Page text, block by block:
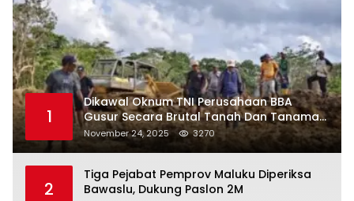
1
Dikawal Oknum TNI Perusahaan BBA
Gusur Secara Brutal Tanah Dan Tanaman
Warga, Akademisi Unpatti Minta Pangdam
Tertibkan Anggotanya
November 24, 2025 3270
2
Tiga Pejabat Pemprov Maluku Diperiksa
Bawaslu, Dukung Paslon 2M